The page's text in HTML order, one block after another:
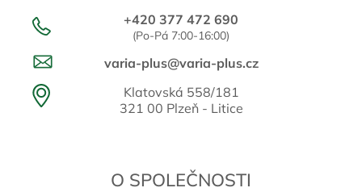
+420 377 472 690
(Po-Pá 7:00-16:00)
varia-plus@varia-plus.cz
Klatovská 558/181
321 00 Plzeň - Litice
O SPOLEČNOSTI